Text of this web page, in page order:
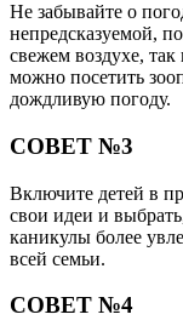
Не забывайте о
непредсказуемой,
свежем воздухе,
можно посетить
дождливую погоду.
СОВЕТ №3
Включите детей в
свои идеи и
каникулы более
всей семьи.
СОВЕТ №4